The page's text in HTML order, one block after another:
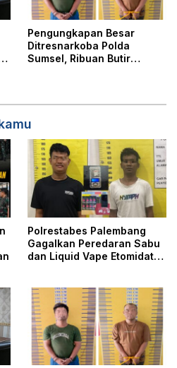
Pengungkapan Besar
Ditresnarkoba Polda
Sumsel, Ribuan Butir
Polrestabes Palembang
Gagalkan Peredaran Sabu
dan Liquid Vape Etomidate,